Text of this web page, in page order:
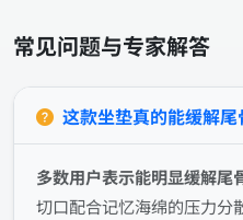
常见问题与专家解答
这款坐垫真的能缓解尾
多数用户表示能明显缓解尾
切口配合记忆海绵的压力分